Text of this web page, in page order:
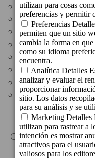
Museo Castillo de
Casa-Museo Pérez
Estación de
Plaza de Santa Ana
Teatro Guiniguada:
Teatro Pérez
Playa de Las
Aeropuerto: 21 km
C/ Escritor Benito
Palmas